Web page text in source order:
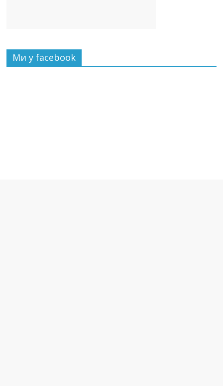
Ми у facebook